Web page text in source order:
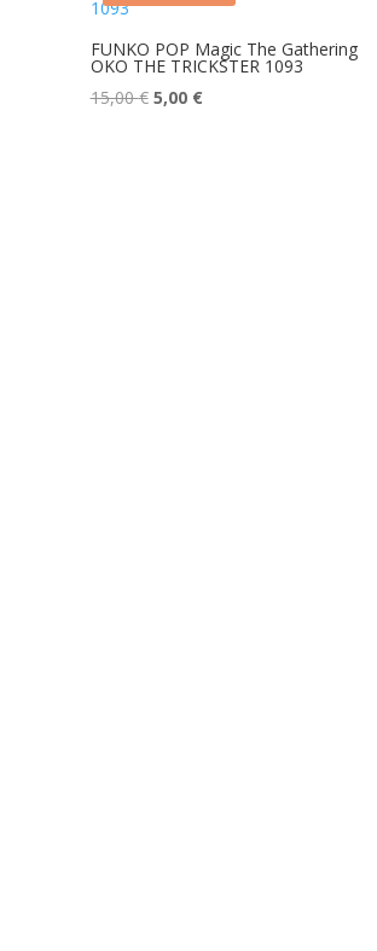
FUNKO POP Magic The Gathering
OKO THE TRICKSTER 1093
15,00€ Le
5,00 €Le